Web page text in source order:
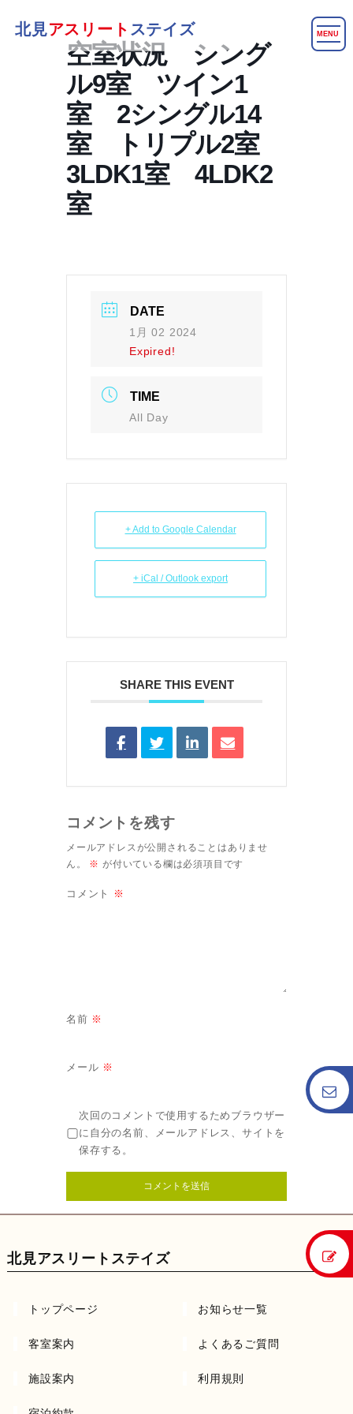
北見アスリート ステイズ MENU
空室状況 シング
ル9室 ツイン1
室 2シングル14
室 トリプル2室
3LDK1室 4LDK2
室
DATE
1月 02 2024
Expired!
TIME
All Day
+ Add to Google Calendar
+ iCal / Outlook export
SHARE THIS EVENT
コメントを残す
メールアドレスが公開されることはありませ
ん。
※ が付いている欄は必須項目です
コメント ※
名前 ※
メール ※
次回のコメントで使用するためブラウザー
に自分の名前、メールアドレス、サイトを
保存する。
北見アスリートステイズ
トップページ お知らせ一覧
客室案内 よくあるご質問
施設案内 利用規則